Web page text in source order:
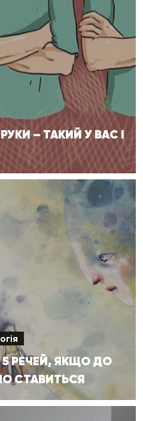
– ТАКИЙ У ВАС І
5 РЕЧЕЙ, ЯКЩО ДО
СТАВИТЬСЯ